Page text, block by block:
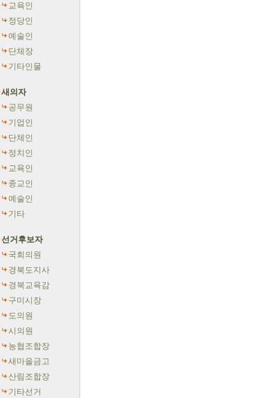
교육인
정당인
예술인
단체장
기타인물
새의자
공무원
기업인
단체인
정치인
교육인
종교인
예술인
기타
선거후보자
국회의원
경북도지사
경북교육감
구미시장
도의원
시의원
농협조합장
새마을금고
산림조합장
기타선거